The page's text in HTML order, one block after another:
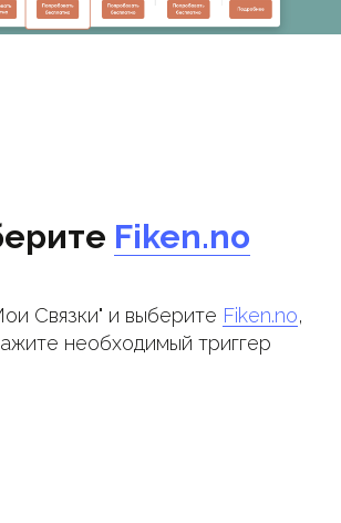
Fiken.no
Связки" и выберите Fiken.no,
необходимый триггер